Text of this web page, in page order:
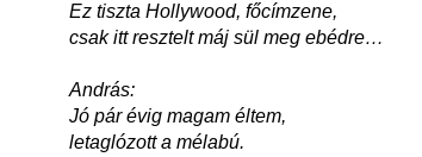
Ez tiszta Hollywood, főcímzene,
csak itt resztelt máj sül meg ebédre…
András:
Jó pár évig magam éltem,
letaglózott a mélabú.